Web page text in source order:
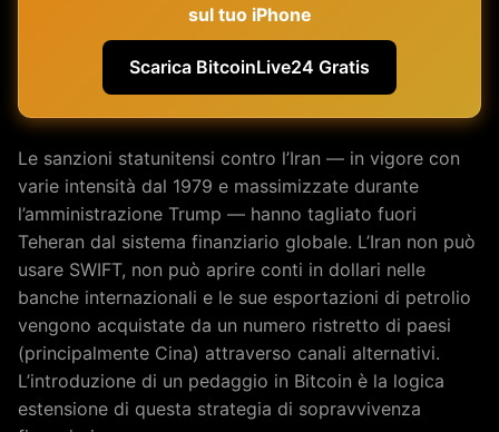
sul tuo iPhone
Scarica BitcoinLive24 Gratis
Le sanzioni statunitensi contro l’Iran — in vigore con
varie intensità dal 1979 e massimizzate durante
l’amministrazione Trump — hanno tagliato fuori
Teheran dal sistema finanziario globale. L’Iran non può
usare SWIFT, non può aprire conti in dollari nelle
banche internazionali e le sue esportazioni di petrolio
vengono acquistate da un numero ristretto di paesi
(principalmente Cina) attraverso canali alternativi.
L’introduzione di un pedaggio in Bitcoin è la logica
estensione di questa strategia di sopravvivenza